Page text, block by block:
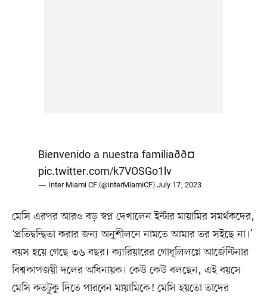
Bienvenido a nuestra familiaðð¤
pic.twitter.com/k7VOSGo1lv
— Inter Miami CF (@InterMiamiCF)July 17, 2023
মেসি এরপর আরও বড় স্বপ্ন দেখালেন ইন্টার মায়ামির সমর্থকদের,
‘প্রতিদ্বন্দ্বিতা করার জন্য অনুশীলনে নামতে আমার তর সইছে না।’
বয়স হয়ে গেছে ৩৬ বছর। ক্যারিয়ারের গোধূলিলগ্নে আর্জেন্টিনার
বিশ্বকাপজয়ী দলের অধিনায়ক। কেউ কেউ বলছেন, এই বয়সে
মেসি কতটুকু দিতে পারবেন মায়ামিকে! মেসি হয়তো তাদের